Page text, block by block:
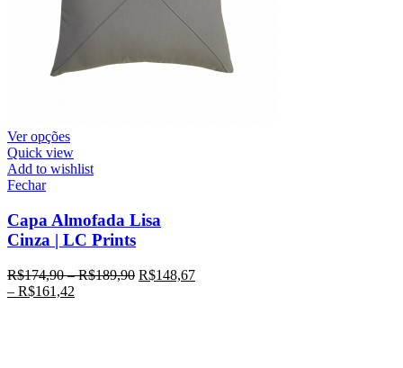
Ver opções
Quick view
Add to wishlist
Fechar
Capa Almofada Lisa
Cinza | LC Prints
R$174,90–R$189,90 R$148,67
– R$161,42